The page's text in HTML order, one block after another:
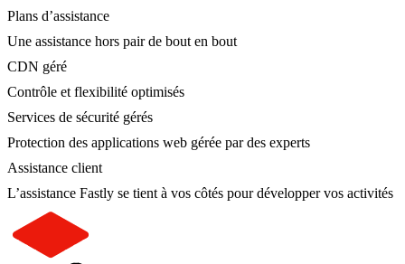
Plans d’assistance
Une assistance hors pair de bout en bout
CDN géré
Contrôle et flexibilité optimisés
Services de sécurité gérés
Protection des applications web gérée par des experts
Assistance client
L’assistance Fastly se tient à vos côtés pour développer vos activités